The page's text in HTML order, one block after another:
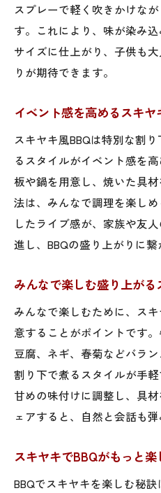
スプレーで軽く吹きかけな
す。これにより、味が染み
サイズに仕上がり、子供も
りが期待できます。
イベント感を高めるスキ
スキヤキ風BBQは特別な割
るスタイルがイベント感を
板や鍋を用意し、焼いた具
法は、みんなで調理を楽し
したライブ感が、家族や友
進し、BBQの盛り上がりに繋
みんなで楽しむ盛り上が
みんなで楽しむために、ス
意することがポイントです。
豆腐、ネギ、春菊などバラ
割り下で煮るスタイルが手
甘めの味付けに調整し、具
ェアすると、自然と会話も弾
スキヤキでBBQがもっと
BBQでスキヤキを楽しむ秘